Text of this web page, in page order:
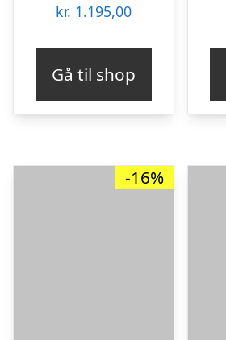
kr. 1.195,00
Gå til shop
-16%